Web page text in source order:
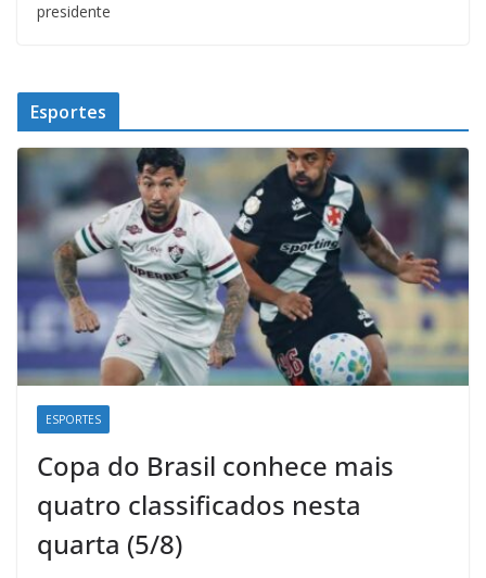
presidente
Esportes
ESPORTES
Copa do Brasil conhece mais
quatro classificados nesta
quarta (5/8)